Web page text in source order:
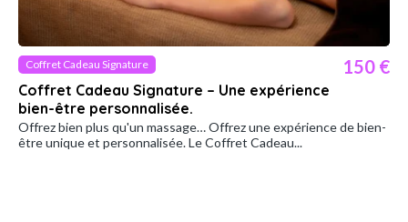
Coffret Cadeau Signature
Coffret Cadeau Signature – Une expérience
bien-être personnalisée.
150 €
Offrez bien plus qu'un massage… Offrez une expérience de bien-
être unique et personnalisée. Le Coffret Cadeau...